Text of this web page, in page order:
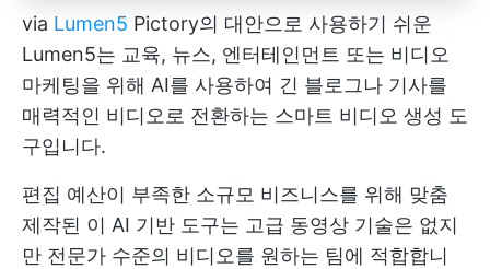
via Lumen5 Pictory의 대안으로 사용하기 쉬운
Lumen5는 교육, 뉴스, 엔터테인먼트 또는 비디오
마케팅을 위해 AI를 사용하여 긴 블로그나 기사를
매력적인 비디오로 전환하는 스마트 비디오 생성 도
구입니다.
편집 예산이 부족한 소규모 비즈니스를 위해 맞춤
제작된 이 AI 기반 도구는 고급 동영상 기술은 없지
만 전문가 수준의 비디오를 원하는 팀에 적합합니